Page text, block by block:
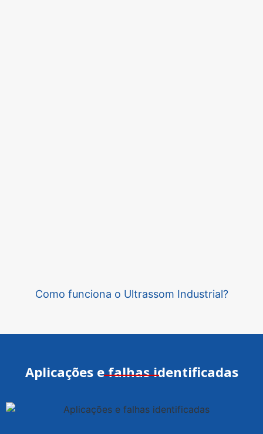
Como funciona o Ultrassom Industrial?
Aplicações e falhas identificadas